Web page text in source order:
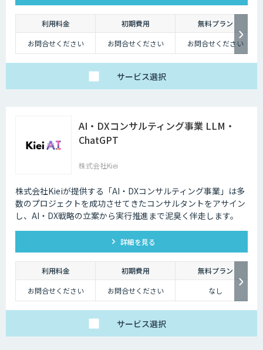
利用料金 初期費用
無料プラン
お問合せください
お問合せください お問合せください
サービス選択
AI・DXコンサルティング事業 LLM・
ChatGPT
株式会社Kiei
株式会社Kieiが提供する「AI・DXコンサルティング事業」は多
数のプロジェクトを成功させてきたコンサルタントをアサイン
し、AI・DX戦略の立案から実行推進まで泥臭く伴走します。
詳細を見る
利用料金 初期費用
無料プラン
お問合せください
お問合せください なし
サービス選択